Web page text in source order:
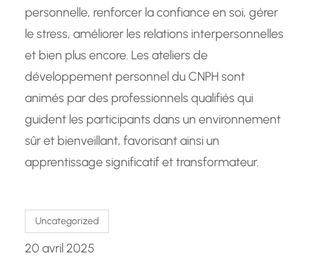
personnelle, renforcer la confiance en soi, gérer
le stress, améliorer les relations interpersonnelles
et bien plus encore. Les ateliers de
développement personnel du CNPH sont
animés par des professionnels qualifiés qui
guident les participants dans un environnement
sûr et bienveillant, favorisant ainsi un
apprentissage significatif et transformateur.
Uncategorized
20 avril 2025